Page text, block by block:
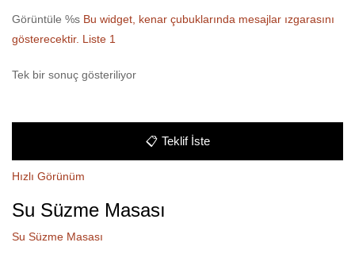
Görüntüle %s Bu widget, kenar çubuklarında mesajlar ızgarasını
gösterecektir. Liste 1
Tek bir sonuç gösteriliyor
📋 Teklif İste
Hızlı Görünüm
Su Süzme Masası
Su Süzme Masası